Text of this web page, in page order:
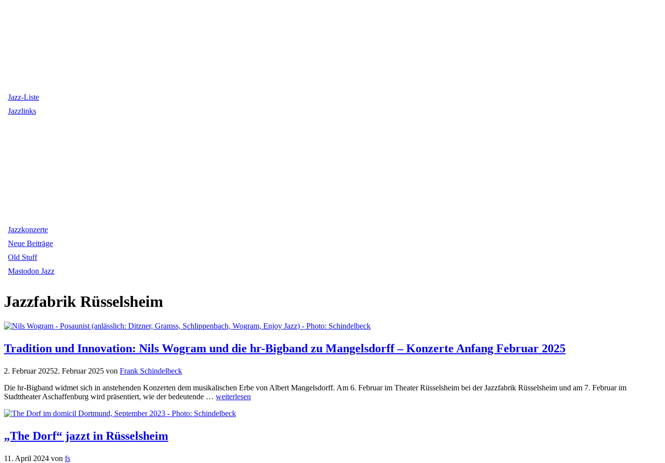
Jazz-Liste
Jazzlinks
Jazzkonzerte
Neue Beiträge
Old Stuff
Mastodon Jazz
Jazzfabrik Rüsselsheim
Tradition und Innovation: Nils Wogram und die hr-Bigband zu Mangelsdorff – Konzerte Anfang Februar 2025
2. Februar 20252. Februar 2025 von Frank Schindelbeck
Die hr-Bigband widmet sich in anstehenden Konzerten dem musikalischen Erbe von Albert Mangelsdorff. Am 6. Februar im Theater Rüsselsheim bei der Jazzfabrik Rüsselsheim und am 7. Februar im
Stadttheater Aschaffenburg wird präsentiert, wie der bedeutende … weiterlesen
„The Dorf“ jazzt in Rüsselsheim
11. April 2024 von fs